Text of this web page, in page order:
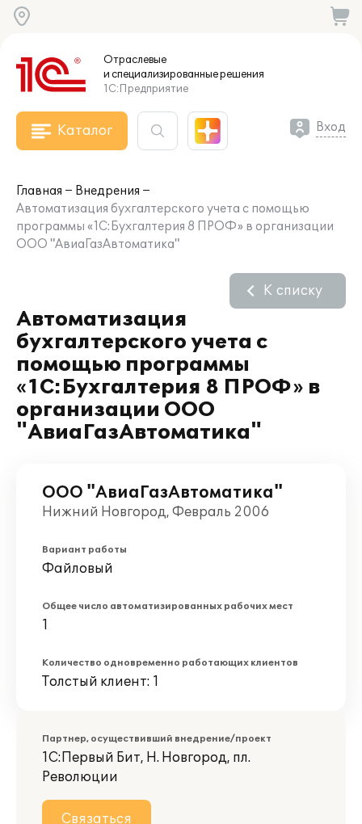
Отраслевые
и специализированныерешения
1С:Предприятие
Каталог Вход
Главная
Внедрения
Автоматизация бухгалтерского учета с помощью
программы «1С:Бухгалтерия 8 ПРОФ» в организации
ООО "АвиаГазАвтоматика"
Автоматизация
бухгалтерского учета с
помощью программы
«1С:Бухгалтерия 8 ПРОФ» в
организации ООО
"АвиаГазАвтоматика"
К списку
ООО "АвиаГазАвтоматика"
Нижний Новгород, Февраль 2006
Вариант работы
Файловый
Общее число автоматизированных рабочих мест
1
Количество одновременно работающих клиентов
Толстый клиент: 1
Партнер, осуществивший внедрение/проект
1С:Первый Бит, Н. Новгород, пл.
Революции
Связаться